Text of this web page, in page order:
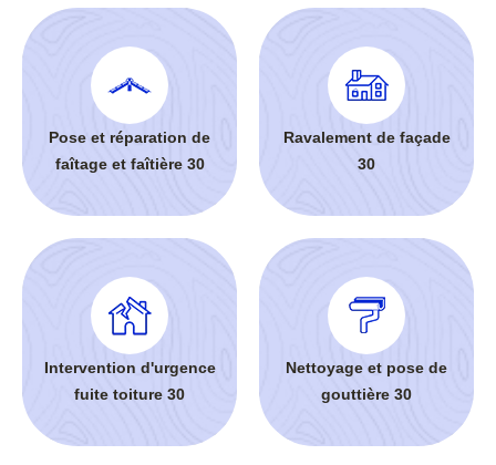
Pose et réparation de
faîtage et faîtière 30
Ravalement de façade
30
Intervention d'urgence
fuite toiture 30
Nettoyage et pose de
gouttière 30